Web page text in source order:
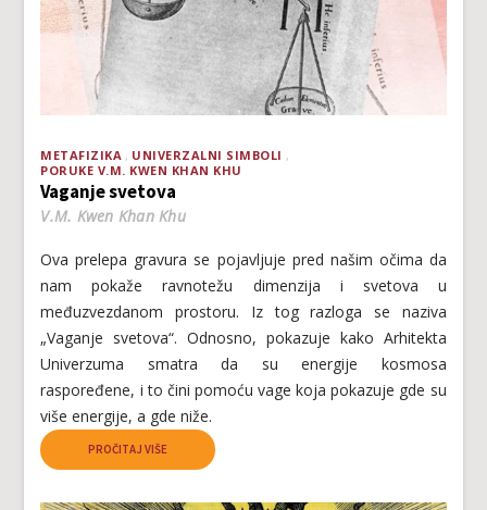
METAFIZIKA
UNIVERZALNI SIMBOLI
PORUKE V.M. KWEN KHAN KHU
Vaganje svetova
V.M. Kwen Khan Khu
Ova prelepa gravura se pojavljuje pred našim očima da
nam pokaže ravnotežu dimenzija i svetova u
međuzvezdanom prostoru. Iz tog razloga se naziva
„Vaganje svetova“. Odnosno, pokazuje kako Arhitekta
Univerzuma smatra da su energije kosmosa
raspoređene, i to čini pomoću vage koja pokazuje gde su
više energije, a gde niže.
PROČITAJ VIŠE